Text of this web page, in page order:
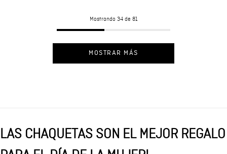
Mostrando 34 de 81
MOSTRAR MÁS
LAS CHAQUETAS SON EL MEJOR REGALO